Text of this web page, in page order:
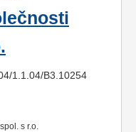
1.1.04/B3.10254
s r.o.